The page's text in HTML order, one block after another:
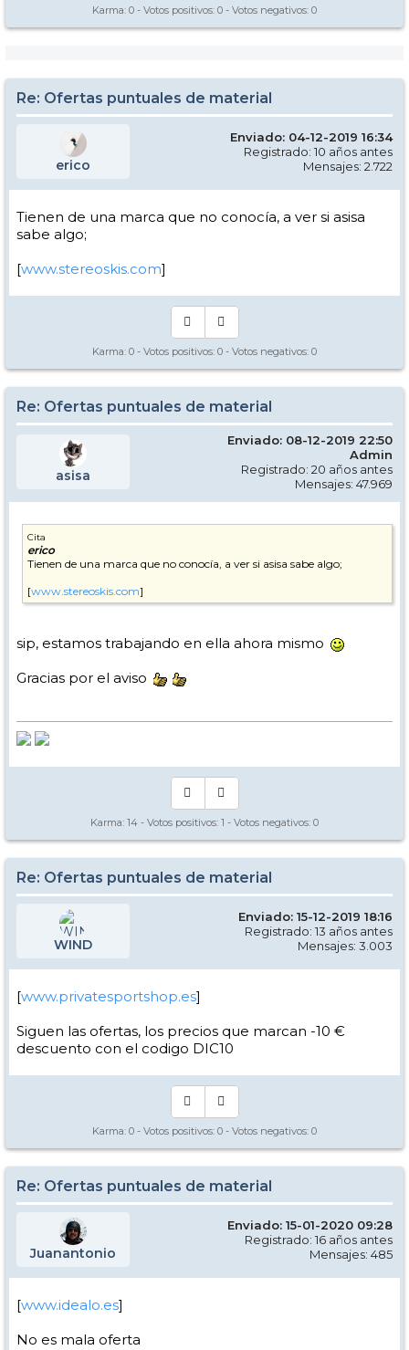
Karma: 0 - Votos positivos: 0 - Votos negativos: 0
Re: Ofertas puntuales de material
erico
Enviado: 04-12-2019 16:34
Registrado: 10 años antes
Mensajes: 2.722
Tienen de una marca que no conocía, a ver si asisa
sabe algo;
[www.stereoskis.com]
Karma: 0 - Votos positivos: 0 - Votos negativos: 0
Re: Ofertas puntuales de material
asisa
Enviado: 08-12-2019 22:50
Admin
Registrado: 20 años antes
Mensajes: 47.969
Cita
erico
Tienen de una marca que no conocía, a ver si asisa sabe algo;
[www.stereoskis.com]
sip, estamos trabajando en ella ahora mismo
Gracias por el aviso
Karma: 14 - Votos positivos: 1 - Votos negativos: 0
Re: Ofertas puntuales de material
WIND
Enviado: 15-12-2019 18:16
Registrado: 13 años antes
Mensajes: 3.003
[www.privatesportshop.es]
Siguen las ofertas, los precios que marcan -10 €
descuento con el codigo DIC10
Karma: 0 - Votos positivos: 0 - Votos negativos: 0
Re: Ofertas puntuales de material
Juanantonio
Enviado: 15-01-2020 09:28
Registrado: 16 años antes
Mensajes: 485
[www.idealo.es]
No es mala oferta